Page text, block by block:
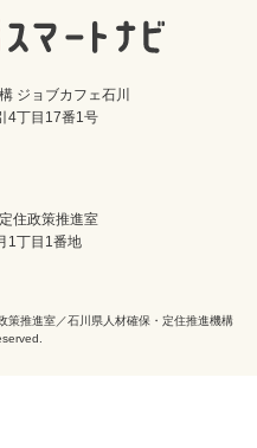
会員登録
ジョブカフェ石川
4丁目17番1号
住政策推進室
1丁目1番地
推進室／石川県人材確保・定住推進機構